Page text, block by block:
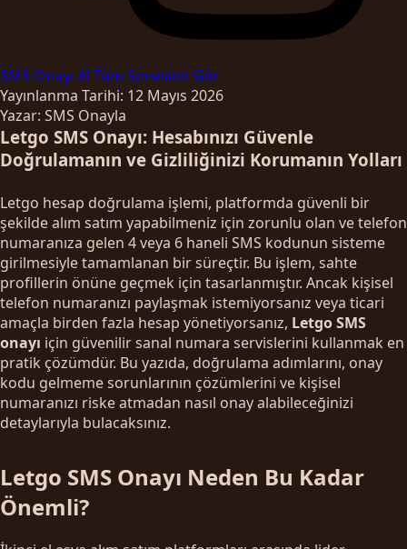
SMS Onayı Al Tüm Servisleri Gör
Yayınlanma Tarihi: 12 Mayıs 2026
Yazar: SMS Onayla
Letgo SMS Onayı: Hesabınızı Güvenle
Doğrulamanın ve Gizliliğinizi Korumanın Yolları
Letgo hesap doğrulama işlemi, platformda güvenli bir
şekilde alım satım yapabilmeniz için zorunlu olan ve telefon
numaranıza gelen 4 veya 6 haneli SMS kodunun sisteme
girilmesiyle tamamlanan bir süreçtir. Bu işlem, sahte
profillerin önüne geçmek için tasarlanmıştır. Ancak kişisel
telefon numaranızı paylaşmak istemiyorsanız veya ticari
amaçla birden fazla hesap yönetiyorsanız, Letgo SMS
onayı için güvenilir sanal numara servislerini kullanmak en
pratik çözümdür. Bu yazıda, doğrulama adımlarını, onay
kodu gelmeme sorunlarının çözümlerini ve kişisel
numaranızı riske atmadan nasıl onay alabileceğinizi
detaylarıyla bulacaksınız.
Letgo SMS Onayı Neden Bu Kadar
Önemli?